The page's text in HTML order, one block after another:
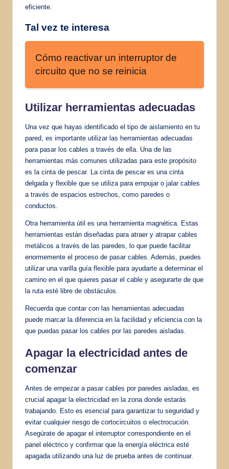
eficiente.
Tal vez te interesa
Cómo reactivar un interruptor de
circuito que no se reinicia
Utilizar herramientas adecuadas
Una vez que hayas identificado el tipo de aislamiento en tu
pared, es importante utilizar las herramientas adecuadas
para pasar los cables a través de ella. Una de las
herramientas más comunes utilizadas para este propósito
es la cinta de pescar. La cinta de pescar es una cinta
delgada y flexible que se utiliza para empujar o jalar cables
a través de espacios estrechos, como paredes o
conductos.
Otra herramienta útil es una herramienta magnética. Estas
herramientas están diseñadas para atraer y atrapar cables
metálicos a través de las paredes, lo que puede facilitar
enormemente el proceso de pasar cables. Además, puedes
utilizar una varilla guía flexible para ayudarte a determinar el
camino en el que quieres pasar el cable y asegurarte de que
la ruta esté libre de obstáculos.
Recuerda que contar con las herramientas adecuadas
puede marcar la diferencia en la facilidad y eficiencia con la
que puedas pasar los cables por las paredes aisladas.
Apagar la electricidad antes de
comenzar
Antes de empezar a pasar cables por paredes aisladas, es
crucial apagar la electricidad en la zona donde estarás
trabajando. Esto es esencial para garantizar tu seguridad y
evitar cualquier riesgo de cortocircuitos o electrocución.
Asegúrate de apagar el interruptor correspondiente en el
panel eléctrico y confirmar que la energía eléctrica esté
apagada utilizando una luz de prueba antes de continuar.